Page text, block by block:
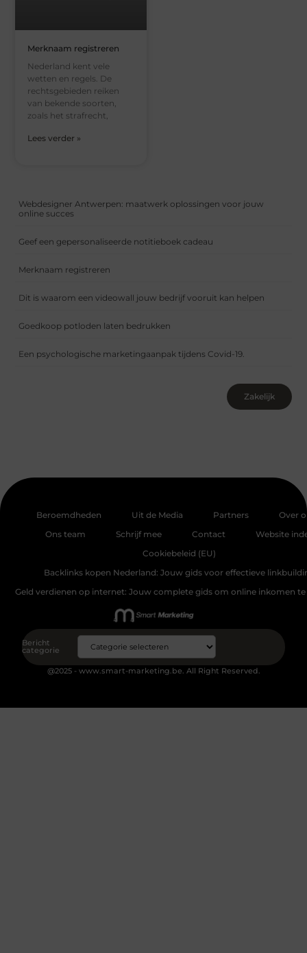
Merknaam registreren
Nederland kent vele
wetten en regels. De
rechtsgebieden reiken
van bekende soorten,
zoals het strafrecht,
Lees verder »
Webdesigner Antwerpen: maatwerk oplossingen voor jouw
online succes
Geef een gepersonaliseerde notitieboek cadeau
Merknaam registreren
Dit is waarom een videowall jouw bedrijf vooruit kan helpen
Goedkoop potloden laten bedrukken
Een psychologische marketingaanpak tijdens Covid-19.
Zakelijk
Beroemdheden Uit de Media Partners
Over
Ons team
Schrijf mee Contact
Website
Cookiebeleid (EU)
Backlinks kopen Nederland: Jouw gids voor effectieve
Geld verdienen op internet: Jouw complete gids om online inkomen
Bericht
categorie
@2025 - www.smart-marketing.be. All Right Reserved.